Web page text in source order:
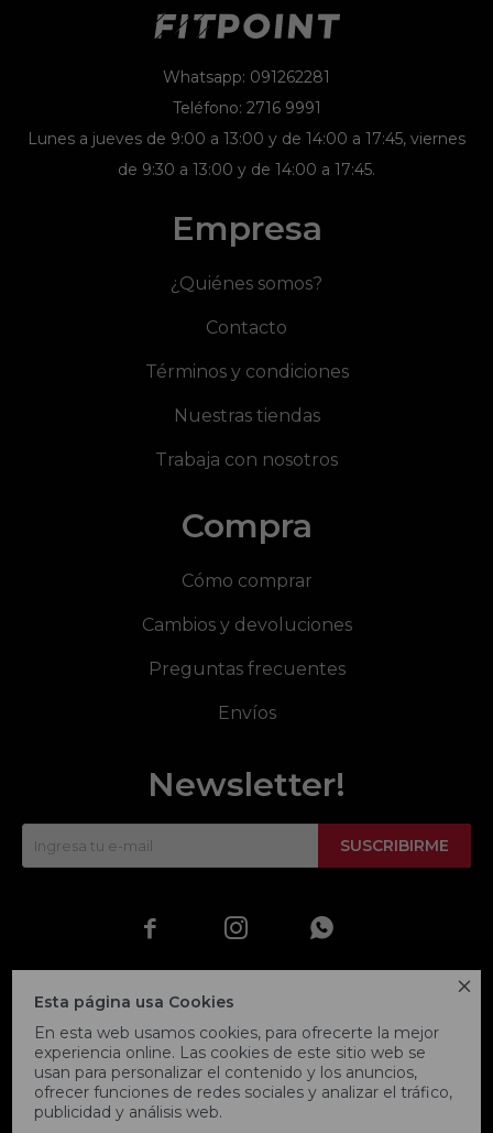

Esta página usa Cookies
En esta web usamos cookies, para ofrecerte la mejor
experiencia online. Las cookies de este sitio web se
usan para personalizar el contenido y los anuncios,
ofrecer funciones de redes sociales y analizar el tráfico,
publicidad y análisis web.
Whatsapp: 091262281
Teléfono: 2716 9991
Lunes a jueves de 9:00 a 13:00 y de 14:00 a 17:45, viernes
de 9:30 a 13:00 y de 14:00 a 17:45.
Empresa
¿Quiénes somos?
Contacto
Términos y condiciones
Nuestras tiendas
Trabaja con nosotros
Compra
Cómo comprar
Cambios y devoluciones
Preguntas frecuentes
Envíos
Newsletter!
SUSCRIBIRME
  